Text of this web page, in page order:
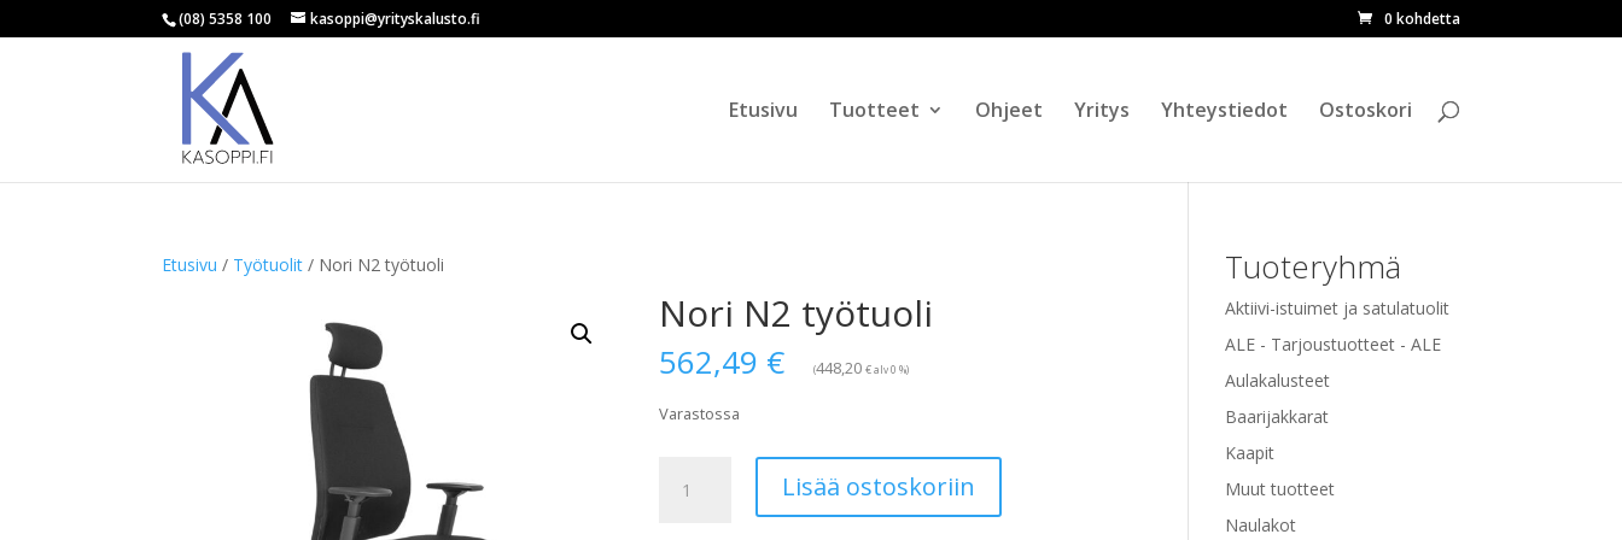
(08) 5358 100 kasoppi@yrityskalusto.fi 0 kohdetta
Etusivu Tuotteet Ohjeet Yritys Yhteystiedot Ostoskori
Products
Etusivu / Työtuolit / Nori N2 työtuoli
Nori N2 työtuoli
562,49 € (448,20€alv 0 %)
Varastossa
Lisää ostoskoriin
Tuoteryhmä
Aktiivi-istuimet ja satulatuolit
ALE - Tarjoustuotteet - ALE
Aulakalusteet
Baarijakkarat
Kaapit
Muut tuotteet
Naulakot